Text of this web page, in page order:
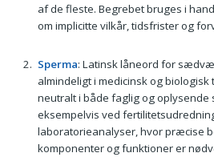
af de fleste. Begrebet bruges i
om implicitte vilkår, tidsfrister og
Sperma: Latinsk låneord for
almindeligt i medicinsk og
neutralt i både faglig og
eksempelvis ved
laboratorieanalyser, hvor præcise
komponenter og funktioner er